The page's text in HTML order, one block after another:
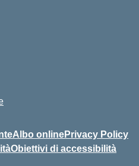
Albo onlinePrivacy Policy
Obiettivi di accessibilità